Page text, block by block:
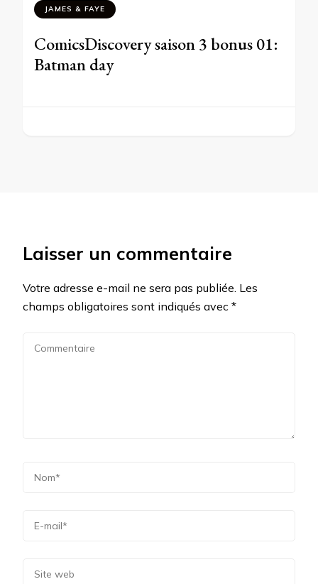
JAMES & FAYE
ComicsDiscovery saison 3 bonus 01:
Batman day
Laisser un commentaire
Votre adresse e-mail ne sera pas publiée. Les
champs obligatoires sont indiqués avec *